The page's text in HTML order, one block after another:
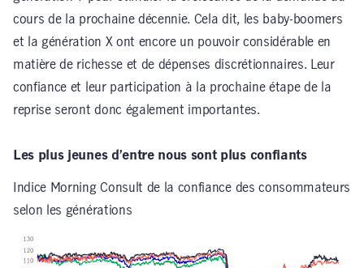
cours de la prochaine décennie. Cela dit, les baby-boomers
et la génération X ont encore un pouvoir considérable en
matière de richesse et de dépenses discrétionnaires. Leur
confiance et leur participation à la prochaine étape de la
reprise seront donc également importantes.
Les plus jeunes d’entre nous sont plus confiants
Indice Morning Consult de la confiance des consommateurs
selon les générations